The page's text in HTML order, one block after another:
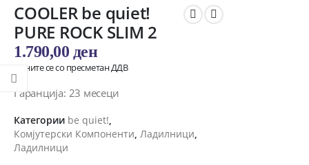
COOLER be quiet!
PURE ROCK SLIM 2
1.790,00 ден
Цените се со пресметан ДДВ
Гаранција: 23 месеци
Категории be quiet!,
Комјутерски Компоненти, Ладилници,
Ладилници